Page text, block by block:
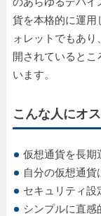
貨を本格的に運用
ォレットでもあ
開されているとこ
います。
こんな人にオ
仮想通貨を長期
自分の仮想通貨
セキュリティ設
シンプルに直感